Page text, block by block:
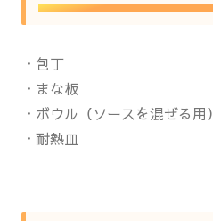
・包丁
・まな板
・ボウル（ソースを混ぜる用）
・耐熱皿